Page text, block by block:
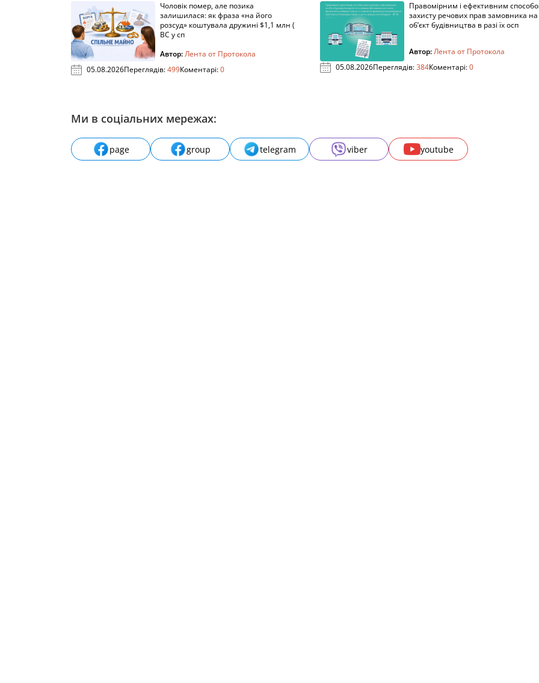
Чоловік помер, але позика
залишилася: як фраза «на його
розсуд» коштувала дружині $1,1 млн (
ВС у сп
Автор:Лента от Протокола
05.08.2026Переглядів:499Коментарі:0
Правомірним і ефективним
захисту речових прав замовника на
об’єкт будівництва в разі їх осп
Автор:Лента от Протокола
05.08.2026Переглядів:384Коментарі:0
Ми в соціальних мережах:
page group telegram viber youtube